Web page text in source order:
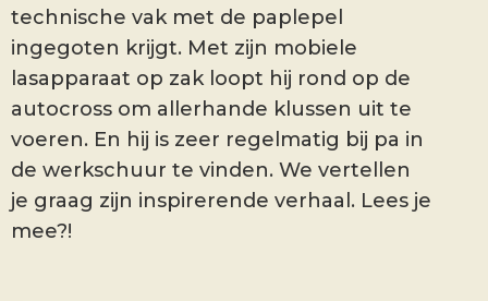
technische vak met de paplepel
ingegoten krijgt. Met zijn mobiele
lasapparaat op zak loopt hij rond op de
autocross om allerhande klussen uit te
voeren. En hij is zeer regelmatig bij pa in
de werkschuur te vinden. We vertellen
je graag zijn inspirerende verhaal. Lees je
mee?!